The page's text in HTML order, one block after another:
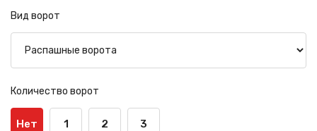
Вид ворот
Количество ворот
Нет 1 2 3